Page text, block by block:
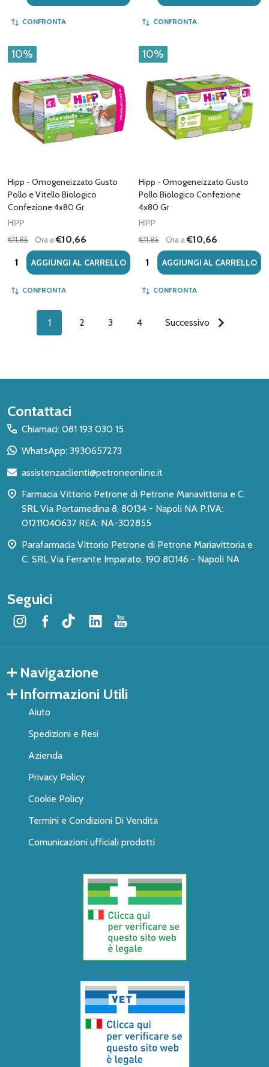
CONFRONTA CONFRONTA
10%
Hipp - Omogeneizzato Gusto
Pollo e Vitello Biologico
Confezione 4x80 Gr
HIPP
€11,85
Ora a€10,66
Quantità:AGGIUNGI AL CARRELLO
CONFRONTA
10%
Hipp - Omogeneizzato Gusto
Pollo Biologico Confezione
4x80 Gr
HIPP
€11,85
Ora a€10,66
Quantità:AGGIUNGI AL CARRELLO
CONFRONTA
1 2 3 4 Successivo
Inizio
del
piè
pagina
Contattaci
Chiamaci: 081 193 030 15
WhatsApp: 3930657273
assistenzaclienti@petroneonline.it
Farmacia Vittorio Petrone di Petrone Mariavittoria e C.
SRL Via Portamedina 8, 80134 - Napoli NA P.IVA:
01211040637 REA: NA-302855
Parafarmacia Vittorio Petrone di Petrone Mariavittoria e
C. SRL Via Ferrante Imparato, 190 80146 - Napoli NA
Seguici
Navigazione
Informazioni Utili
Aiuto
Spedizioni e Resi
Azienda
Privacy Policy
Cookie Policy
Termini e Condizioni Di Vendita
Comunicazioni ufficiali prodotti